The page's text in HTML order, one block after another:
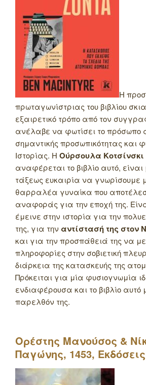
Η
πρωταγωνίστριας του βιβλίου
εξαιρετικό τρόπο από τον
ανέλαβε να φωτίσει το πρόσωπο
σημαντικής προσωπικότητας και
Ιστορίας. Η Ούρσουλα Κοτσίνσκι
αναφέρεται το βιβλίο αυτό,
τάξεως ευκαιρία να γνωρίσουμε
θαρραλέα γυναίκα που
αναφοράς για την εποχή της.
έμεινε στην ιστορία για την
της, για την αντίστασή της στον
και για την προσπάθειά της να
πληροφορίες στην σοβιετική
διάρκεια της κατασκευής της
Πρόκειται για μία φυσιογνωμία
ενδιαφέρουσα και το βιβλίο αυτό
παρελθόν της.
Ορέστης Μανούσος &
Παγώνης, 1453, Εκδόσεις